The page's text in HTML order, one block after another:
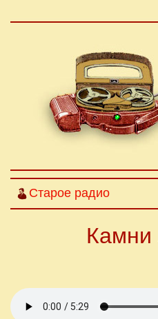
Старое радио
Камни